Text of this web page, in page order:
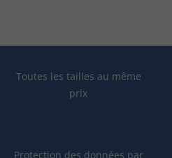
Toutes les tailles au même
prix
Protection des données par